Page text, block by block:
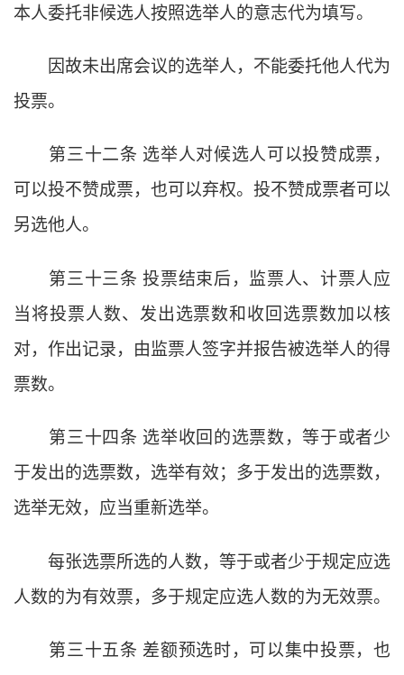
本人委托非候选人按照选举人的意志代为填写。
因故未出席会议的选举人，不能委托他人代为
投票。
第三十二条 选举人对候选人可以投赞成票，
可以投不赞成票，也可以弃权。投不赞成票者可以
另选他人。
第三十三条 投票结束后，监票人、计票人应
当将投票人数、发出选票数和收回选票数加以核
对，作出记录，由监票人签字并报告被选举人的得
票数。
第三十四条 选举收回的选票数，等于或者少
于发出的选票数，选举有效；多于发出的选票数，
选举无效，应当重新选举。
每张选票所选的人数，等于或者少于规定应选
人数的为有效票，多于规定应选人数的为无效票。
第三十五条 差额预选时，可以集中投票，也